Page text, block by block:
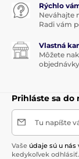
Rýchlo
Neváhajte
Radi vám
Vlastná
Môžete
Prihláste sa do
Tu napíšte
Vaše údaje sú u nás
kedykoľvek odhlásiť.